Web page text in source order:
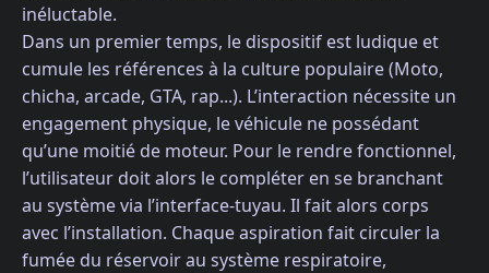
inéluctable.
Dans un premier temps, le dispositif est ludique et
cumule les références à la culture populaire (Moto,
chicha, arcade, GTA, rap...). L’interaction nécessite un
engagement physique, le véhicule ne possédant
qu’une moitié de moteur. Pour le rendre fonctionnel,
l’utilisateur doit alors le compléter en se branchant
au système via l’interface-tuyau. Il fait alors corps
avec l’installation. Chaque aspiration fait circuler la
fumée du réservoir au système respiratoire,